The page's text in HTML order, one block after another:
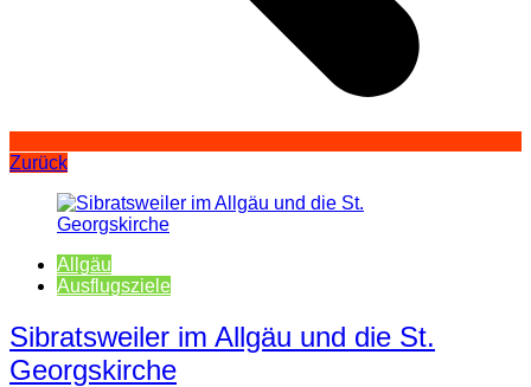
Zurück
Allgäu
Ausflugsziele
Sibratsweiler im Allgäu und die St.
Georgskirche